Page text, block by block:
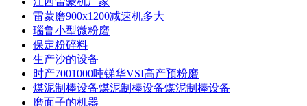
雷蒙磨900x1200减速机多大
瑙鲁小型微粉磨
保定粉碎料
生产沙的设备
时产7001000吨锑华VSI高产预粉磨
煤泥制棒设备煤泥制棒设备煤泥制棒设备
磨面子的机器